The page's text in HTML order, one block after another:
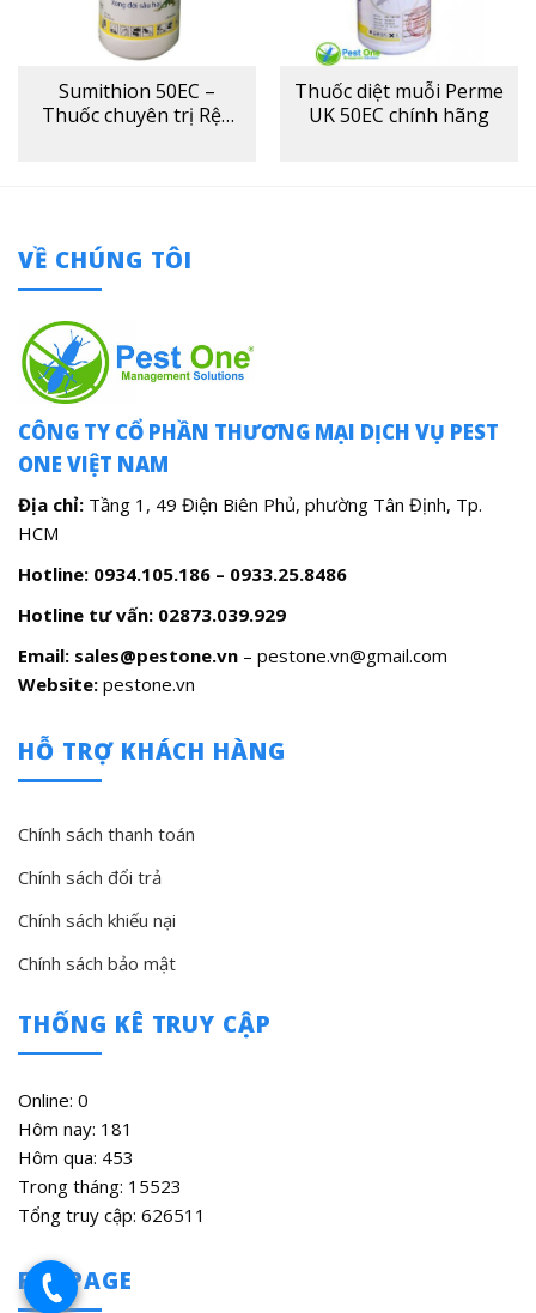
Sumithion 50EC –
Thuốc chuyên trị Rệp
Thuốc diệt muỗi Perme
UK 50EC chính hãng
VỀ CHÚNG TÔI
CÔNG TY CỔ PHẦN THƯƠNG MẠI DỊCH VỤ PEST
ONE VIỆT NAM
Địa chỉ: Tầng 1, 49 Điện Biên Phủ, phường Tân Định, Tp.
HCM
Hotline: 0934.105.186 – 0933.25.8486
Hotline tư vấn: 02873.039.929
Email: sales@pestone.vn – pestone.vn@gmail.com
Website: pestone.vn
HỖ TRỢ KHÁCH HÀNG
Chính sách thanh toán
Chính sách đổi trả
Chính sách khiếu nại
Chính sách bảo mật
THỐNG KÊ TRUY CẬP
Online: 0
Hôm nay: 181
Hôm qua: 453
Trong tháng: 15523
Tổng truy cập: 626511
FANPAGE